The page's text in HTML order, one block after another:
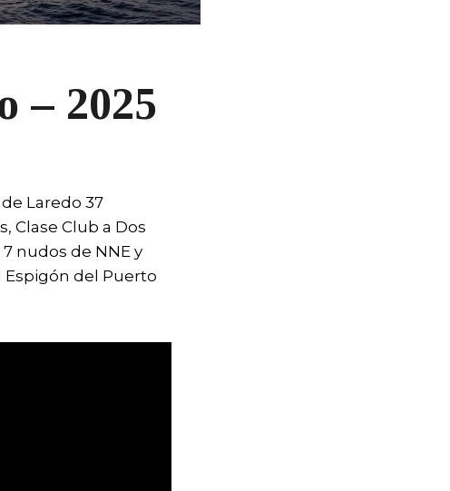
– 2025
Laredo 37
Clase Club a Dos
nudos de NNE y
Espigón del Puerto